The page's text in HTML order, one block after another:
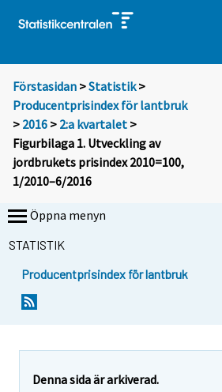
Förstasidan >Statistik >
Producentprisindex för lantbruk
> 2016 > 2:a kvartalet >
Figurbilaga 1. Utveckling av
jordbrukets prisindex 2010=100,
1/2010–6/2016
Öppna menyn
STATISTIK
Producentprisindex för lantbruk
Denna sida är arkiverad.